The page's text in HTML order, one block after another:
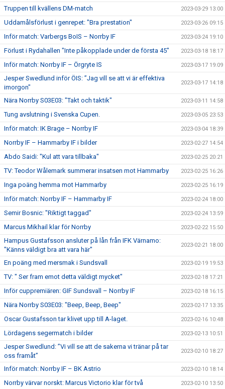
Truppen till kvällens DM-match 2023-03-29 13:00
Uddamålsförlust i genrepet: "Bra prestation" 2023-03-26 09:15
Inför match: Varbergs BoIS – Norrby IF 2023-03-24 19:10
Förlust i Rydahallen "Inte påkopplade under de första 45" 2023-03-18 18:17
Inför match: Norrby IF – Örgryte IS 2023-03-17 19:09
Jesper Swedlund inför ÖIS: ”Jag vill se att vi är effektiva
imorgon"
2023-03-17 14:18
Nära Norrby S03E03: "Takt och taktik" 2023-03-11 14:58
Tung avslutning i Svenska Cupen. 2023-03-05 23:53
Inför match: IK Brage – Norrby IF 2023-03-04 18:39
Norrby IF – Hammarby IF i bilder 2023-02-27 14:54
Abdo Saidi: "Kul att vara tillbaka" 2023-02-25 20:21
TV: Teodor Wålemark summerar insatsen mot Hammarby 2023-02-25 16:26
Inga poäng hemma mot Hammarby 2023-02-25 16:19
Inför match: Norrby IF – Hammarby IF 2023-02-24 18:00
Semir Bosnic: "Riktigt taggad" 2023-02-24 13:59
Marcus Mikhail klar för Norrby 2023-02-22 15:50
Hampus Gustafsson ansluter på lån från IFK Värnamo:
"Känns väldigt bra att vara här"
2023-02-21 18:00
En poäng med mersmak i Sundsvall 2023-02-19 19:53
TV: " Ser fram emot detta väldigt mycket" 2023-02-18 17:21
Inför cuppremiären: GIF Sundsvall – Norrby IF 2023-02-18 16:15
Nära Norrby S03E03: "Beep, Beep, Beep" 2023-02-17 13:35
Oscar Gustafsson tar klivet upp till A-laget. 2023-02-16 10:48
Lördagens segermatch i bilder 2023-02-13 10:51
Jesper Swedlund: ”Vi vill se att de sakerna vi tränar på tar
oss framåt”
2023-02-10 18:27
Inför match: Norrby IF – BK Astrio 2023-02-10 18:14
Norrby värvar norskt: Marcus Victorio klar för två 2023-02-10 13:50